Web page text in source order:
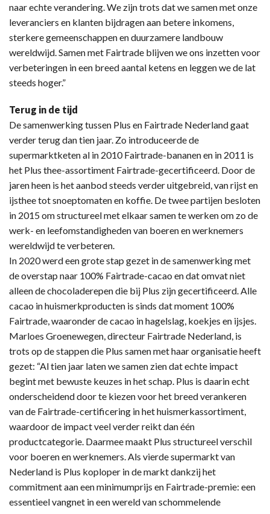
naar echte verandering. We zijn trots dat we samen met onze
leveranciers en klanten bijdragen aan betere inkomens,
sterkere gemeenschappen en duurzamere landbouw
wereldwijd. Samen met Fairtrade blijven we ons inzetten voor
verbeteringen in een breed aantal ketens en leggen we de lat
steeds hoger.”
Terug in de tijd
De samenwerking tussen Plus en Fairtrade Nederland gaat
verder terug dan tien jaar. Zo introduceerde de
supermarktketen al in 2010 Fairtrade-bananen en in 2011 is
het Plus thee-assortiment Fairtrade-gecertificeerd. Door de
jaren heen is het aanbod steeds verder uitgebreid, van rijst en
ijsthee tot snoeptomaten en koffie. De twee partijen besloten
in 2015 om structureel met elkaar samen te werken om zo de
werk- en leefomstandigheden van boeren en werknemers
wereldwijd te verbeteren.
In 2020 werd een grote stap gezet in de samenwerking met
de overstap naar 100% Fairtrade-cacao en dat omvat niet
alleen de chocoladerepen die bij Plus zijn gecertificeerd. Alle
cacao in huismerkproducten is sinds dat moment 100%
Fairtrade, waaronder de cacao in hagelslag, koekjes en ijsjes.
Marloes Groenewegen, directeur Fairtrade Nederland, is
trots op de stappen die Plus samen met haar organisatie heeft
gezet: “Al tien jaar laten we samen zien dat echte impact
begint met bewuste keuzes in het schap. Plus is daarin echt
onderscheidend door te kiezen voor het breed verankeren
van de Fairtrade-certificering in het huismerkassortiment,
waardoor de impact veel verder reikt dan één
productcategorie. Daarmee maakt Plus structureel verschil
voor boeren en werknemers. Als vierde supermarkt van
Nederland is Plus koploper in de markt dankzij het
commitment aan een minimumprijs en Fairtrade-premie: een
essentieel vangnet in een wereld van schommelende